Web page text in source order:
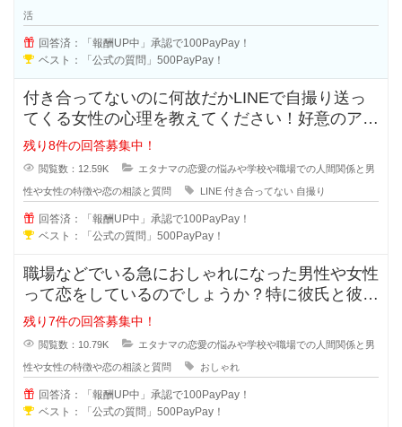
活
回答済：「報酬UP中」承認で100PayPay！
ベスト：「公式の質問」500PayPay！
付き合ってないのに何故だかLINEで自撮り送っ
てくる女性の心理を教えてください！好意のアピ
ールなのか、好きなのか分からな
残り8件の回答募集中！
閲覧数：12.59K エタナマの恋愛の悩みや学校や職場での人間関係と男
性や女性の特徴や恋の相談と質問 LINE 付き合ってない 自撮り
回答済：「報酬UP中」承認で100PayPay！
ベスト：「公式の質問」500PayPay！
職場などでいる急におしゃれになった男性や女性
って恋をしているのでしょうか？特に彼氏と彼女
で付き合っている状態だと浮気など
残り7件の回答募集中！
閲覧数：10.79K エタナマの恋愛の悩みや学校や職場での人間関係と男
性や女性の特徴や恋の相談と質問 おしゃれ
回答済：「報酬UP中」承認で100PayPay！
ベスト：「公式の質問」500PayPay！